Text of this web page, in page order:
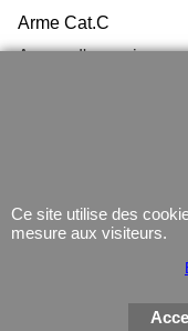
Arme Cat.C
Armes d'occasion
Ce site utilise des
mesure aux visiteurs.